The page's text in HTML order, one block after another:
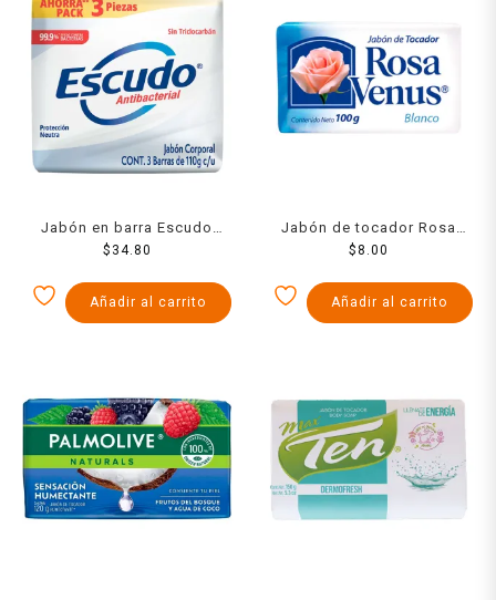
Jabón en barra Escudo
antibacterial fórmula
c/u
$ 34.80
Añadir al carrito
Jabón de tocador Rosa
Venus blanco 100 g
$ 8.00
Añadir al carrito